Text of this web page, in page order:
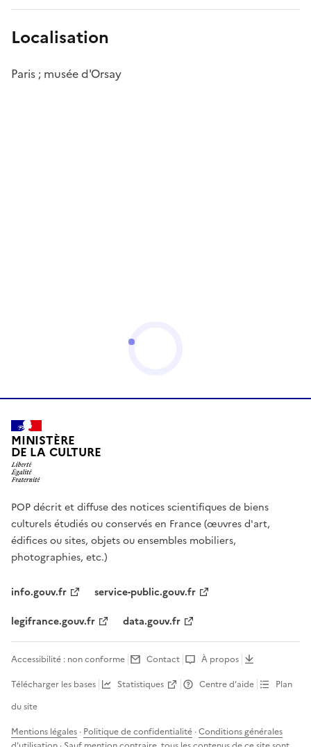
Localisation
Paris ; musée d'Orsay
MINISTÈRE
DE LA CULTURE
POP décrit et diffuse des notices scientifiques de biens
culturels étudiés ou conservés en France (œuvres d'art,
édifices ou sites, objets ou ensembles mobiliers,
photographies, etc.)
info.gouv.fr
service-public.gouv.fr
legifrance.gouv.fr
data.gouv.fr
Accessibilité : non conforme Contact
À propos
Télécharger les bases
Statistiques Centre d’aide
Plan
du site
Mentions légales · Politique de confidentialité ·Conditions générales